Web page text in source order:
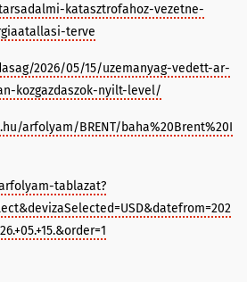
katasztrofahoz-vezetne-
terve
2026/05/15/uzemanyag-vedett-ar-
kozgazdaszok-nyilt-level/
arfolyam/BRENT/baha%20Brent%20I
tablazat?